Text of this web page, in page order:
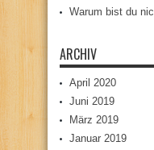
Warum bist du
ARCHIV
April 2020
Juni 2019
März 2019
Januar 2019